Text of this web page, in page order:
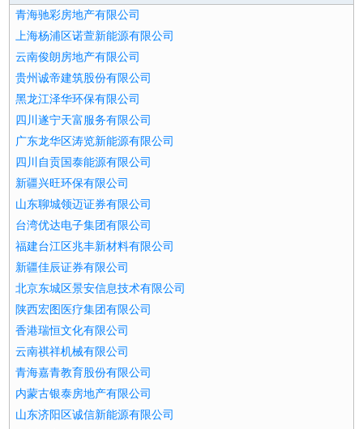
青海驰彩房地产有限公司
上海杨浦区诺萱新能源有限公司
云南俊朗房地产有限公司
贵州诚帝建筑股份有限公司
黑龙江泽华环保有限公司
四川遂宁天富服务有限公司
广东龙华区涛览新能源有限公司
四川自贡国泰能源有限公司
新疆兴旺环保有限公司
山东聊城领迈证券有限公司
台湾优达电子集团有限公司
福建台江区兆丰新材料有限公司
新疆佳辰证券有限公司
北京东城区景安信息技术有限公司
陕西宏图医疗集团有限公司
香港瑞恒文化有限公司
云南祺祥机械有限公司
青海嘉青教育股份有限公司
内蒙古银泰房地产有限公司
山东济阳区诚信新能源有限公司